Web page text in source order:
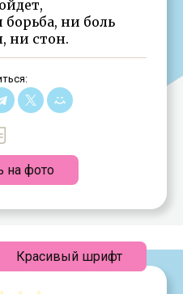
ни боль
ни стон.
на фото
Красивый шрифт